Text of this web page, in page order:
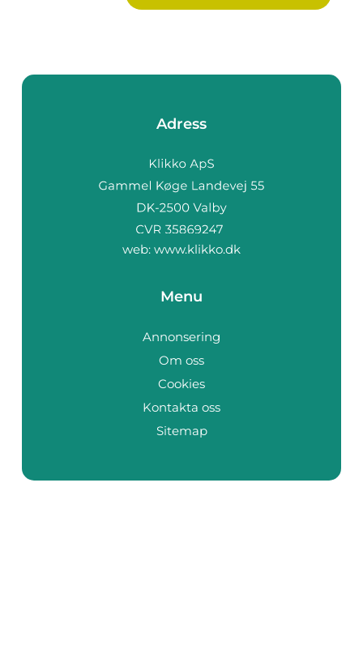
Adress
web: www.klikko.dk
Menu
Annonsering
Om oss
Cookies
Kontakta oss
Sitemap